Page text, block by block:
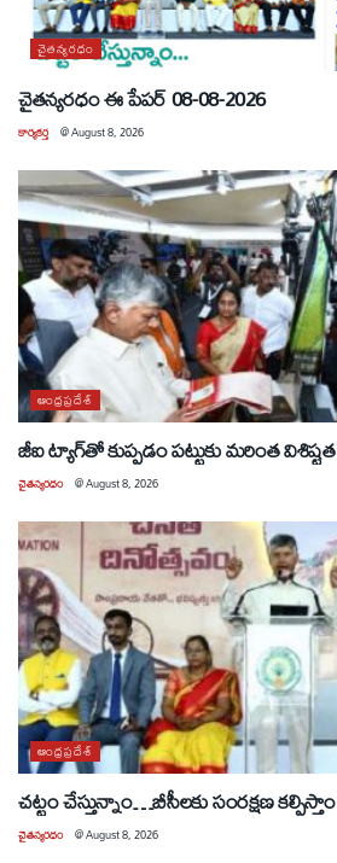
చైతన్యరధం
చైతన్యరధం ఈ పేపర్ 08-08-2026
కార్యకర్త @August 8, 2026
ఆంధ్రప్రదేశ్
జీఐ ట్యాగ్‌తో కుప్పడం పట్టుకు మరింత విశిష్టత
చైతన్యరధం @August 8, 2026
ఆంధ్రప్రదేశ్
చట్టం చేస్తున్నాం…బీసీలకు సంరక్షణ కల్పిస్తాం
చైతన్యరధం @August 8, 2026